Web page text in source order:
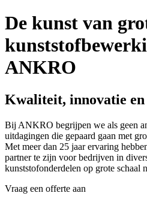
De kunst van
ANKRO
Kwaliteit, innovatie
Bij ANKRO begrijpen we als geen
uitdagingen die gepaard gaan met
Met meer dan 25 jaar ervaring
partner te zijn voor bedrijven in
kunststofonderdelen op grote schaal
Vraag een offerte aan